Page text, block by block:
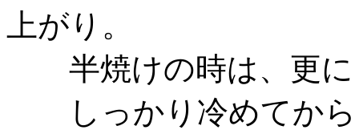
上がり。
半焼けの時は、更に
しっかり冷めてから